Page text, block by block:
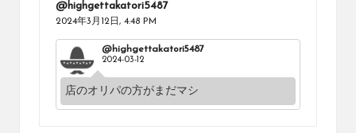
@highgettakatori5487
2024年3月12日, 4:48 PM
@highgettakatori5487
2024-03-12
店のオリパの方がまだマシ